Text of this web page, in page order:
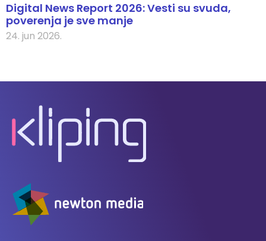
Digital News Report 2026: Vesti su svuda,
poverenja je sve manje
24. jun 2026.